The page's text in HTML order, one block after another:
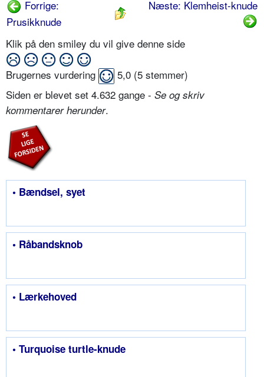
Forrige:
Prusikknude
Næste: Klemheist-knude
Klik på den smiley du vil give denne side
Brugernes vurdering 5,0 (5 stemmer)
Siden er blevet set 4.632 gange - Se og skriv
kommentarer herunder.
• Bændsel, syet
• Råbandsknob
• Lærkehoved
• Turquoise turtle-knude